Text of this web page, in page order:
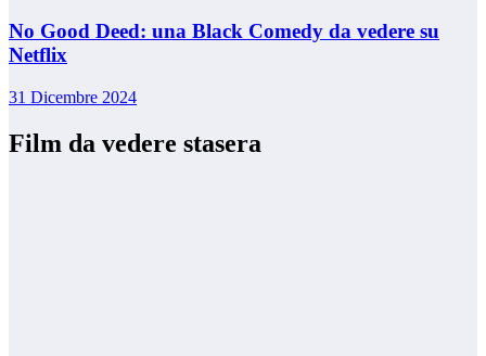
No Good Deed: una Black Comedy da vedere su
Netflix
31 Dicembre 2024
Film da vedere stasera